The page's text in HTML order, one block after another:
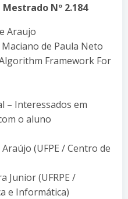
Nº 2.184
Araujo
de Paula Neto
Framework For
– Interessados em
o aluno
(UFPE / Centro de
Junior (UFRPE /
e Informática)